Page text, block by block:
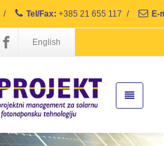
/ Tel/Fax: +385 21 655 117 / E-
English